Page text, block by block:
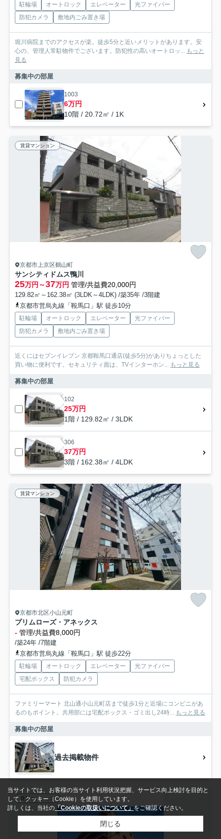
駐輪場 オートロック エレベーター
光ファイバー
防犯カメラ
敷地内ごみ置き場
堀川病院までのアクセスが楽。徒歩5分と近いメリットがあります。安
心の、管理人常駐物件でございます。防犯性の高いオートロッ...
もっと
見る
募集中の部屋
1003
6万円
10階 / 20.72㎡ / 1K
賃貸マンション
京都市上京区鶴山町
サンシティドムス鴨川
25万円～37万円 管理/共益費20,000円
129.82㎡～162.38㎡ (3LDK～4LDK) /築35年 /3階建
京都市営烏丸線「鞍馬口」駅 徒歩10分
駐輪場 オートロック エレベーター
光ファイバー
防犯カメラ
敷地内ごみ置き場
近くにはセブンイレブン 京都鞍馬口通店(徒歩5分)がありちょっとした
買い物に便利です。セキュリティ面は、TVインターホン...
もっと見る
募集中の部屋
102
25万円
1階 / 129.82㎡ / 3LDK
306
37万円
3階 / 162.38㎡ / 4LDK
賃貸マンション
京都市北区小山元町
プリムローズ・アネックス
- 管理/共益費8,000円
/築24年 /7階建
京都市営烏丸線「鞍馬口」駅 徒歩22分
駐輪場 オートロック エレベーター
光ファイバー
宅配ボックス
防犯カメラ
ファミリーマート 北山通小山元町店まで徒歩1分と近場にコンビニがあ
るのもポイント。共用部には宅配ボックス・ゴミ出し24時...
もっと見る
募集中の部屋
過去掲載物件
賃貸マンション
当サイトでは、お客様の当サイト利用状況把握、サービス向上検討を目的と
して、クッキー（Cookie）を使用しています。
詳しくは、当社の 「Cookieの取扱いについて」をご確認ください。
閉じる